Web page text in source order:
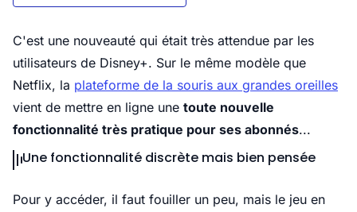
C'est une nouveauté qui était très attendue par les
utilisateurs de Disney+. Sur le même modèle que
Netflix, la plateforme de la souris aux grandes oreilles
vient de mettre en ligne une toute nouvelle
fonctionnalité très pratique pour ses abonnés...
Une fonctionnalité discrète mais bien pensée
Pour y accéder, il faut fouiller un peu, mais le jeu en